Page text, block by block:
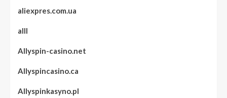
aliexpres.com.ua
alll
Allyspin-casino.net
Allyspincasino.ca
Allyspinkasyno.pl